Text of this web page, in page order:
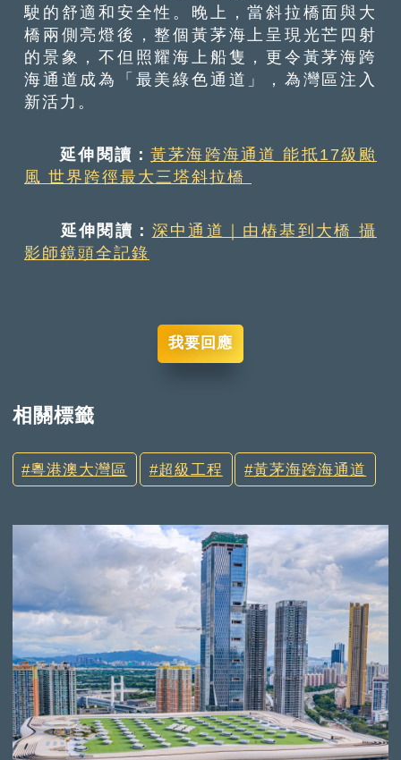
駛的舒適和安全性。晚上，當斜拉橋面與大
橋兩側亮燈後，整個黃茅海上呈現光芒四射
的景象，不但照耀海上船隻，更令黃茅海跨
海通道成為「最美綠色通道」，為灣區注入
新活力。
延伸閱讀：黃茅海跨海通道 能抵17級颱
風 世界跨徑最大三塔斜拉橋
延伸閱讀： 深中通道｜由樁基到大橋 攝
影師鏡頭全記錄
我要回應
相關標籤
粵港澳大灣區 超級工程 黃茅海跨海通道